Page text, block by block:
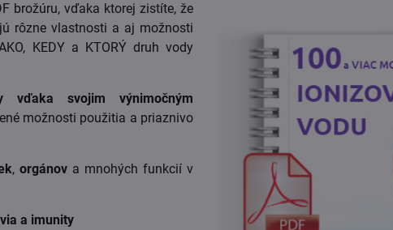
brožúru, vďaka ktorej zistíte, že
rôzne vlastnosti a aj možnosti
KEDY a KTORÝ druh vody
vďaka svojim výnimočným
možnosti použitia a priaznivo
,orgánova mnohých funkcií v
a imunity